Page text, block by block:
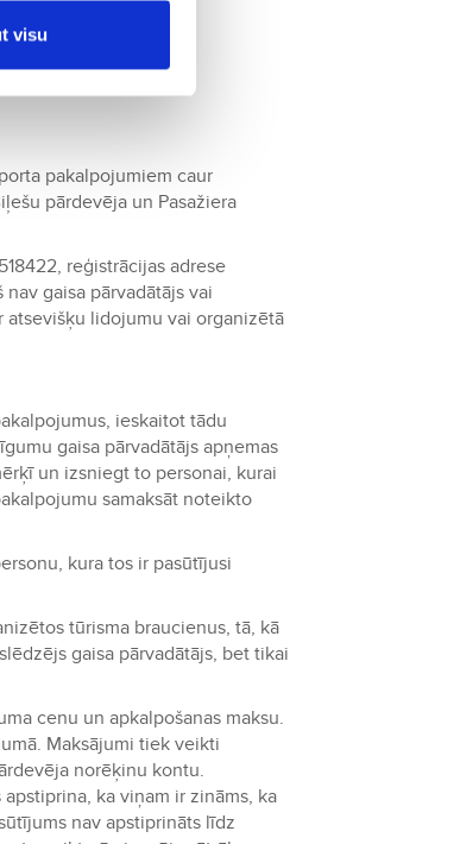
visu
pakalpojumiem caur
pārdevēja un Pasažiera
reģistrācijas adrese
nav gaisa pārvadātājs vai
atsevišķu lidojumu vai organizētā
ieskaitot tādu
gaisa pārvadātājs apņemas
un izsniegt to personai, kurai
samaksāt noteikto
kura tos ir pasūtījusi
tūrisma braucienus, tā, kā
gaisa pārvadātājs, bet tikai
cenu un apkalpošanas maksu.
Maksājumi tiek veikti
norēķinu kontu.
ka viņam ir zināms, ka
nav apstiprināts līdz